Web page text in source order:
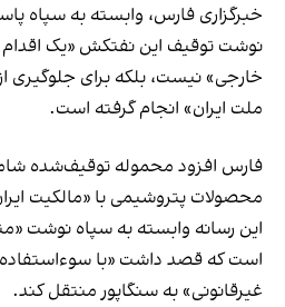
نوشت توقیف این نفتکش «یک اقدام
خارجی» نیست، بلکه برای جلوگیری
ملت ایران» انجام گرفته است.
محصولات پتروشیمی با «مالکیت
این رسانه وابسته به سپاه نوشت
است که قصد داشت «با
غیرقانونی» به سنگاپور منتقل کند.